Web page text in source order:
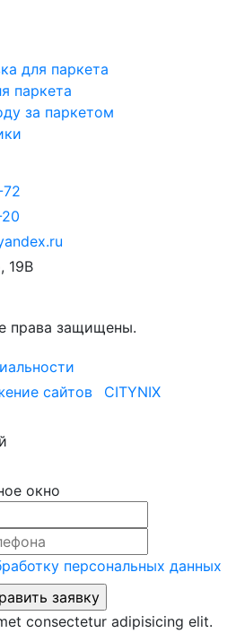
для паркета
паркета
за паркетом
19В
права защищены.
сайтов
CITYNIX
окно
персональных данных
consectetur adipisicing elit.